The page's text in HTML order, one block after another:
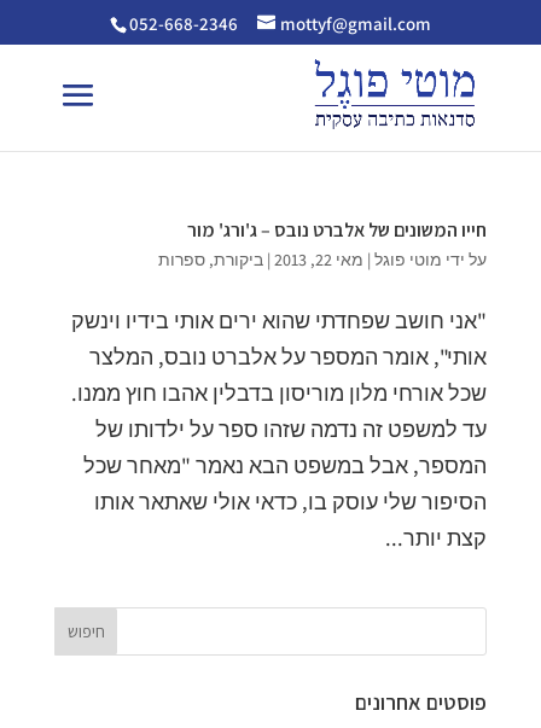
052-668-2346 mottyf@gmail.com
חייו המשונים של אלברט נובס – ג'ורג' מור
על ידי מוטי פוגל| מאי 22, 2013 | ביקורת, ספרות
"אני חושב שפחדתי שהוא ירים אותי בידיו וינשק
אותי", אומר המספר על אלברט נובס, המלצר
שכל אורחי מלון מוריסון בדבלין אהבו חוץ ממנו.
עד למשפט זה נדמה שזהו ספר על ילדותו של
המספר, אבל במשפט הבא נאמר "מאחר שכל
הסיפור שלי עוסק בו, כדאי אולי שאתאר אותו
קצת יותר...
פוסטים אחרונים